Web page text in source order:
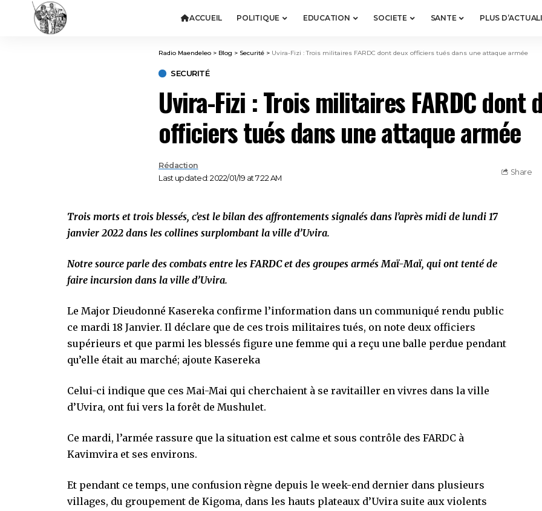
ACCUEIL POLITIQUE EDUCATION SOCIETE SANTE PLUS
Radio Maendeleo > Blog > Securité > Uvira-Fizi : Trois militaires FARDC dont deux officiers tués dans une attaque armée
SECURITÉ
Uvira-Fizi : Trois militaires FARDC dont
officiers tués dans une attaque armée
Last updated: 2022/01/19 at 7:22 AM
Rédaction
Share
Trois morts et trois blessés, c’est le bilan des affrontements signalés dans l’après midi de lundi 17
janvier 2022 dans les collines surplombant la ville d’Uvira.
Notre source parle des combats entre les FARDC et des groupes armés Maï-Maï, qui ont tenté de
faire incursion dans la ville d’Uvira.
Le Major Dieudonné Kasereka confirme l’information dans un communiqué rendu public
ce mardi 18 Janvier. Il déclare que de ces trois militaires tués, on note deux officiers
supérieurs et que parmi les blessés figure une femme qui a reçu une balle perdue pendant
qu’elle était au marché; ajoute Kasereka
Celui-ci indique que ces Mai-Mai qui cherchaient à se ravitailler en vivres dans la ville
d’Uvira, ont fui vers la forêt de Mushulet.
Ce mardi, l’armée rassure que la situation est calme et sous contrôle des FARDC à
Kavimvira et ses environs.
Et pendant ce temps, une confusion règne depuis le week-end dernier dans plusieurs
villages, du groupement de Kigoma, dans les hauts plateaux d’Uvira suite aux violents